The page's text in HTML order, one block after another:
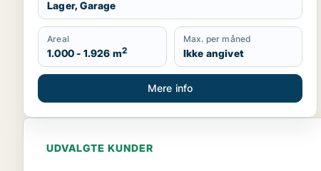
Lager, Garage
Areal
1.000 - 1.926 m2
Max. per måned
Ikke angivet
Mere info
UDVALGTE KUNDER